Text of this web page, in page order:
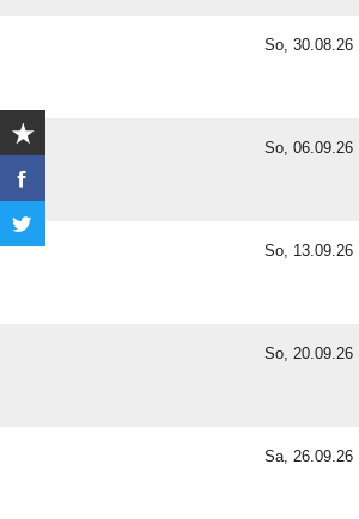
So, 30.08.26 |
So, 06.09.26 |
So, 13.09.26 |
So, 20.09.26 |
Sa, 26.09.26 |